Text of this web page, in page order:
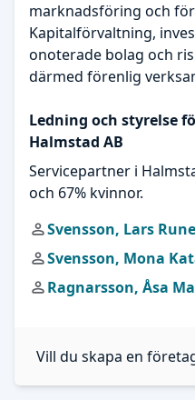
marknadsföring och
Kapitalförvaltning,
onoterade bolag och
därmed förenlig
Ledning och styrelse
Halmstad AB
Servicepartner i
och 67% kvinnor.
Svensson, Lars Rune
Svensson, Mona
Ragnarsson, Åsa
Vill du skapa en